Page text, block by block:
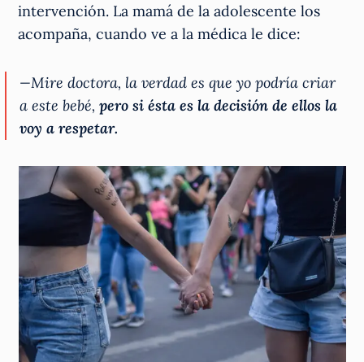
intervención. La mamá de la adolescente los
acompaña, cuando ve a la médica le dice:
—Mire doctora, la verdad es que yo podría criar
a este bebé,pero si ésta es la decisión de ellos la
voy a respetar.